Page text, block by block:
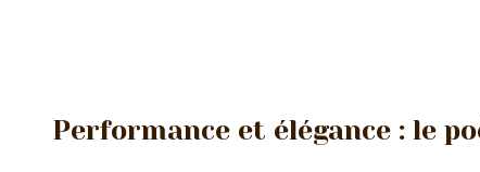
Performance et élégance : le